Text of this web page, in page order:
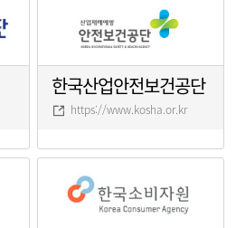
한국산업안전보건공단
https://www.kosha.or.kr